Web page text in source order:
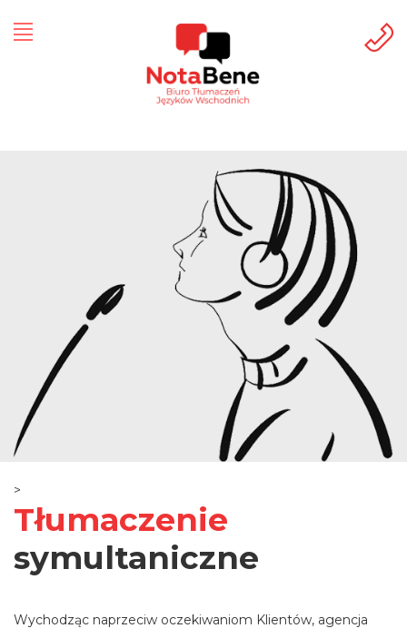
>
Tłumaczenie
symultaniczne
Wychodząc naprzeciw oczekiwaniom Klientów, agencja